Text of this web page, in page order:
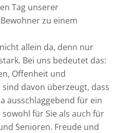
Tag unserer
zu einem
allein da, denn nur
Bei uns bedeutet das:
Offenheit und
davon überzeugt, dass
ausschlaggebend für ein
für Sie als auch für
Senioren. Freude und